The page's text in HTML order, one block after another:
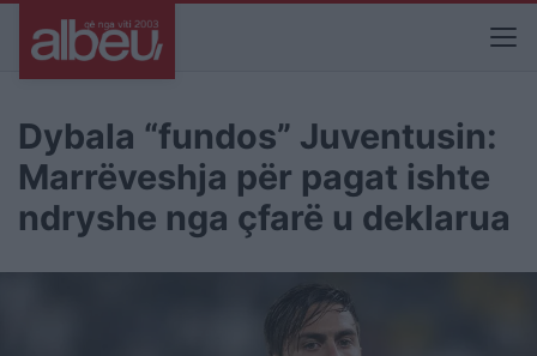
Dybala “fundos” Juventusin:
Marrëveshja për pagat ishte
ndryshe nga çfarë u deklarua